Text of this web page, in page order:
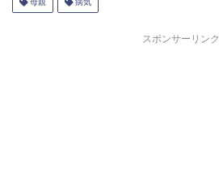
母親 病気
スポンサーリンク